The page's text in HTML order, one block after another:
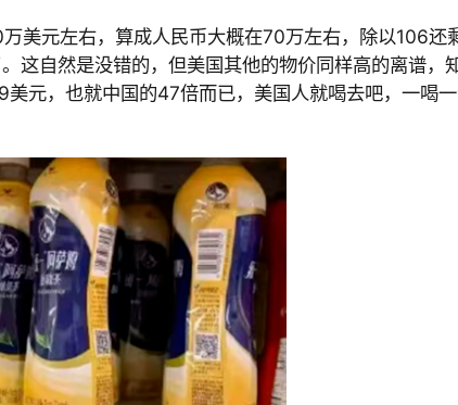
万美元左右，算成人民币大概在70万左右，除以106还
这自然是没错的，但美国其他的物价同样高的离谱，
美元，也就中国的47倍而已，美国人就喝去吧，一喝